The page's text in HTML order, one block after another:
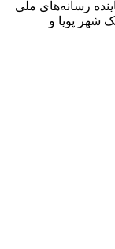
رسانه‌های ملّی
شهر پویا و